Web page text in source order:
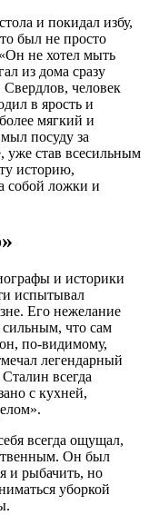
и покидал избу,
был не просто
не хотел мыть
из дома сразу
Свердлов, человек
в ярость и
мягкий и
посуду за
уже став всесильным
историю,
собой ложки и
и историки
испытывал
. Его нежелание
сильным, что сам
по-видимому,
легендарный
всегда
с кухней,
.
всегда ощущал,
Он был
и рыбачить, но
уборкой
.